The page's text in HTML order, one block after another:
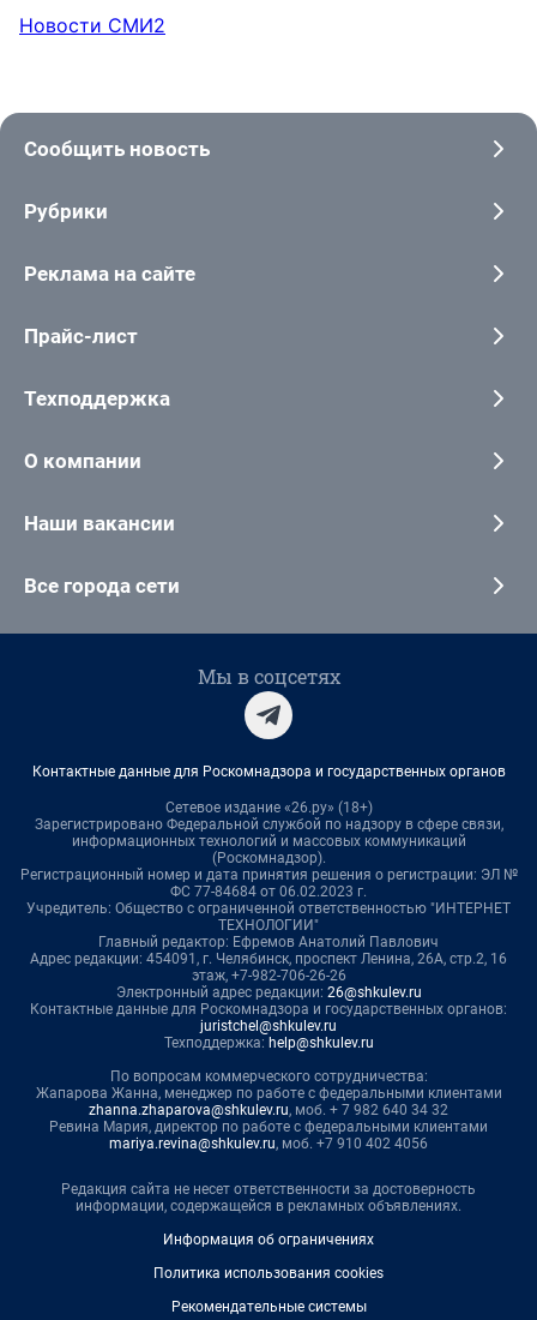
Новости СМИ2
Сообщить новость
Рубрики
Реклама на сайте
Прайс-лист
Техподдержка
О компании
Наши вакансии
Все города сети
Мы в соцсетях
Контактные данные для Роскомнадзора и государственных органов
Сетевое издание «26.ру» (18+)
Зарегистрировано Федеральной службой по надзору в сфере связи,
информационных технологий и массовых коммуникаций
(Роскомнадзор).
Регистрационный номер и дата принятия решения о регистрации: ЭЛ №
ФС 77-84684 от 06.02.2023 г.
Учредитель: Общество с ограниченной ответственностью "ИНТЕРНЕТ
ТЕХНОЛОГИИ"
Главный редактор: Ефремов Анатолий Павлович
Адрес редакции: 454091, г. Челябинск, проспект Ленина, 26А, стр.2, 16
этаж, +7-982-706-26-26
Электронный адрес редакции: 26@shkulev.ru
Контактные данные для Роскомнадзора и государственных органов:
juristchel@shkulev.ru
Техподдержка: help@shkulev.ru
По вопросам коммерческого сотрудничества:
Жапарова Жанна, менеджер по работе с федеральными клиентами
zhanna.zhaparova@shkulev.ru, моб. + 7 982 640 34 32
Ревина Мария, директор по работе с федеральными клиентами
mariya.revina@shkulev.ru, моб. +7 910 402 4056
Редакция сайта не несет ответственности за достоверность
информации, содержащейся в рекламных объявлениях.
Информация об ограничениях
Политика использования cookies
Рекомендательные системы